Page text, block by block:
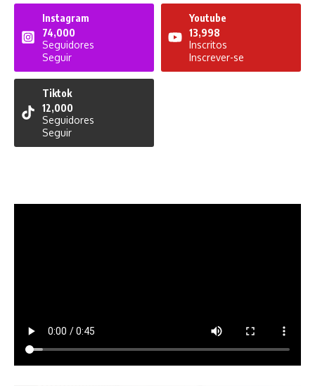
Instagram
74,000
Seguidores
Seguir
Youtube
13,998
Inscritos
Inscrever-se
Tiktok
12,000
Seguidores
Seguir